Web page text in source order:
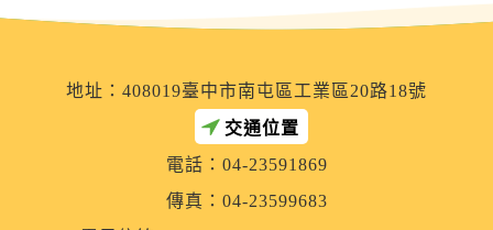
地址：408019臺中市南屯區工業區20路18號
交通位置
電話：04-23591869
傳真：04-23599683